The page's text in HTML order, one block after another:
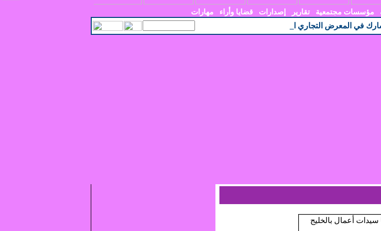
مؤسسات مجتمعية تقارير إصدارات قضايا وأراء
مهارات
في المعرض التجاري الاندونيسي الأربعين في_